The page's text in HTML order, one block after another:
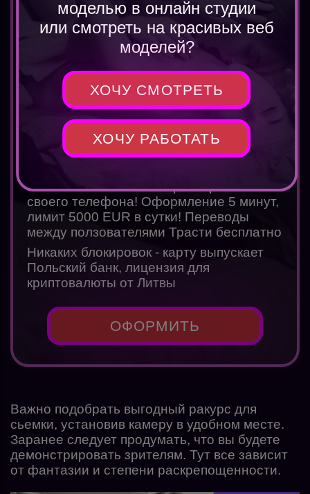
Оформляй криптокарту и расчитывайся
криптой за любые покупки или услуги
прямо с телефона где есть терминал!
Если ты получаешь оплату за работу в
криптовалюте USDT,USDC или биткоин,
эфир - оформляй крипто валютную
карту Трасти Плюс и забудь про
криптообменники. Добавляй карту в
ApplePay или GooglePay и совершай
монет в магазинах или ресторанах со
своего телефона! Оформление 5 минут,
лимит 5000 EUR в сутки! Переводы
между ползователями Трасти бесплатно
Никаких блокировок - карту выпускает
Польский банк, лицензия для
криптовалюты от Литвы
Рейтинг 5.0
ОФОРМИТЬ
Важно подобрать выгодный ракурс для
сьемки, установив камеру в удобном месте.
Заранее следует продумать, что вы будете
демонстрировать зрителям. Тут все зависит
от фантазии и степени раскрепощенности.
моделью в онлайн студии
или смотреть на красивых веб
моделей?
ХОЧУ СМОТРЕТЬ
ХОЧУ РАБОТАТЬ